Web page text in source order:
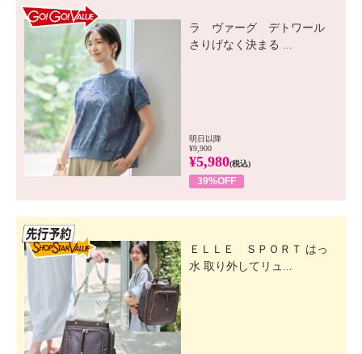
ラ ヴァーグ デトワール
さりげなく決まる ...
明日以降
¥9,900
¥5,980(税込)
39%OFF
ＥＬＬＥ ＳＰＯＲＴ はっ
水 取り外してリュ...